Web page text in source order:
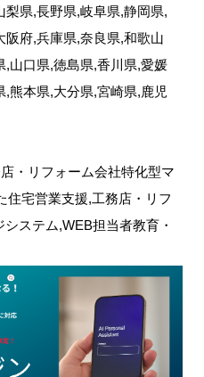
県,長野県,岐阜県,静岡県,
府,兵庫県,奈良県,和歌山
,山口県,徳島県,香川県,愛媛
熊本県,大分県,宮崎県,鹿児
・リフォーム会社特化型マ
住宅営業支援,工務店・リフ
ステム,WEB担当者教育・